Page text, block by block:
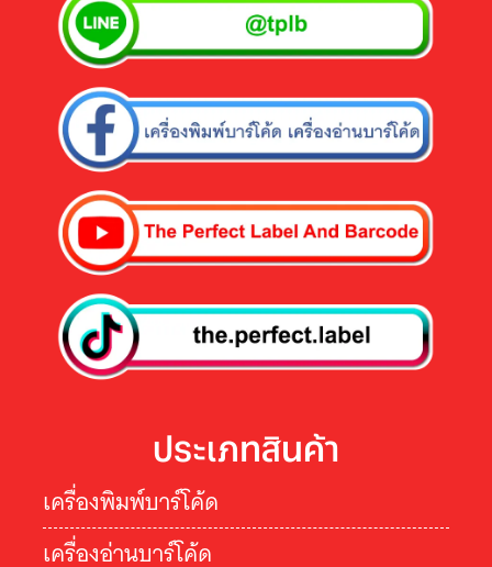
ประเภทสินค้า
เครื่องพิมพ์บาร์โค้ด
เครื่องอ่านบาร์โค้ด